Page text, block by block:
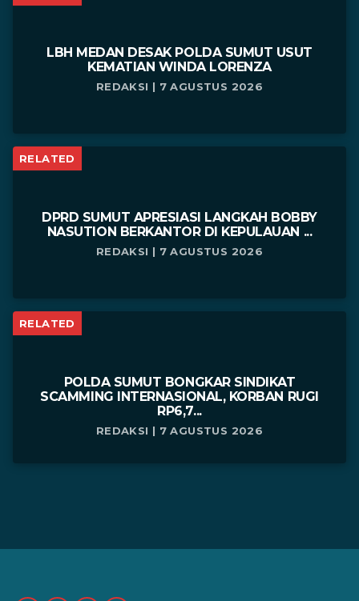
LBH MEDAN DESAK POLDA SUMUT USUT
KEMATIAN WINDA LORENZA
REDAKSI | 7 AGUSTUS 2026
RELATED
DPRD SUMUT APRESIASI LANGKAH BOBBY
NASUTION BERKANTOR DI KEPULAUAN ...
REDAKSI | 7 AGUSTUS 2026
RELATED
POLDA SUMUT BONGKAR SINDIKAT
SCAMMING INTERNASIONAL, KORBAN RUGI
RP6,7...
REDAKSI | 7 AGUSTUS 2026